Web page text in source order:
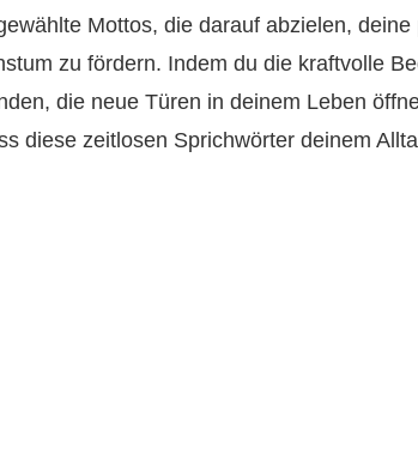
Mottos, die darauf abzielen, deine
zu fördern. Indem du die kraftvolle
die neue Türen in deinem Leben
diese zeitlosen Sprichwörter deinem